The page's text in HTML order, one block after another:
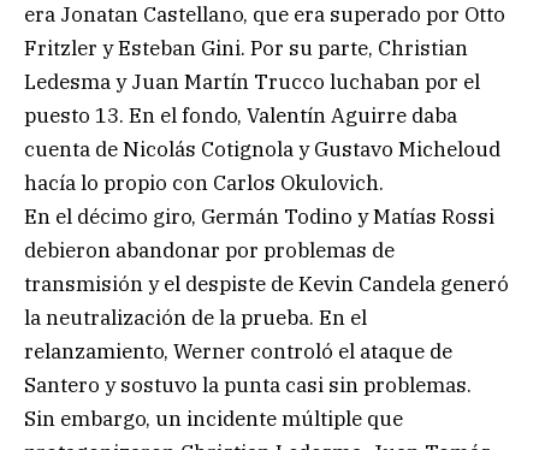
era Jonatan Castellano, que era superado por Otto
Fritzler y Esteban Gini. Por su parte, Christian
Ledesma y Juan Martín Trucco luchaban por el
puesto 13. En el fondo, Valentín Aguirre daba
cuenta de Nicolás Cotignola y Gustavo Micheloud
hacía lo propio con Carlos Okulovich.
En el décimo giro, Germán Todino y Matías Rossi
debieron abandonar por problemas de
transmisión y el despiste de Kevin Candela generó
la neutralización de la prueba. En el
relanzamiento, Werner controló el ataque de
Santero y sostuvo la punta casi sin problemas.
Sin embargo, un incidente múltiple que